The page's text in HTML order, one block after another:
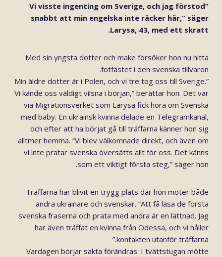
”Vi visste ingenting om Sverige, och jag förstod
snabbt att min engelska inte räcker här,” säger
Larysa, 43, med ett skratt.
Med sin yngsta dotter och make försöker hon nu hitta
fotfästet i den svenska tillvaron.
”Min äldre dotter är i Polen, och vi tre tog oss till Sverige.
Vi kände oss väldigt vilsna i början,” berättar hon. Det var
via Migrationsverket som Larysa fick höra om Svenska
med baby. En ukrainsk kvinna delade en Telegramkanal,
och efter att ha börjat gå till träffarna känner hon sig
alltmer hemma. ”Vi blev välkomnade direkt, och även om
vi inte pratar svenska översätts allt för oss. Det känns
som ett viktigt första steg,” säger hon.
Träffarna har blivit en trygg plats där hon möter både
andra ukrainare och svenskar. ”Att få läsa de första
svenska fraserna och prata med andra är en lättnad. Jag
har även träffat en kvinna från Odessa, och vi håller
kontakten utanför träffarna.”
Vardagen börjar sakta förändras. I tvättstugan mötte